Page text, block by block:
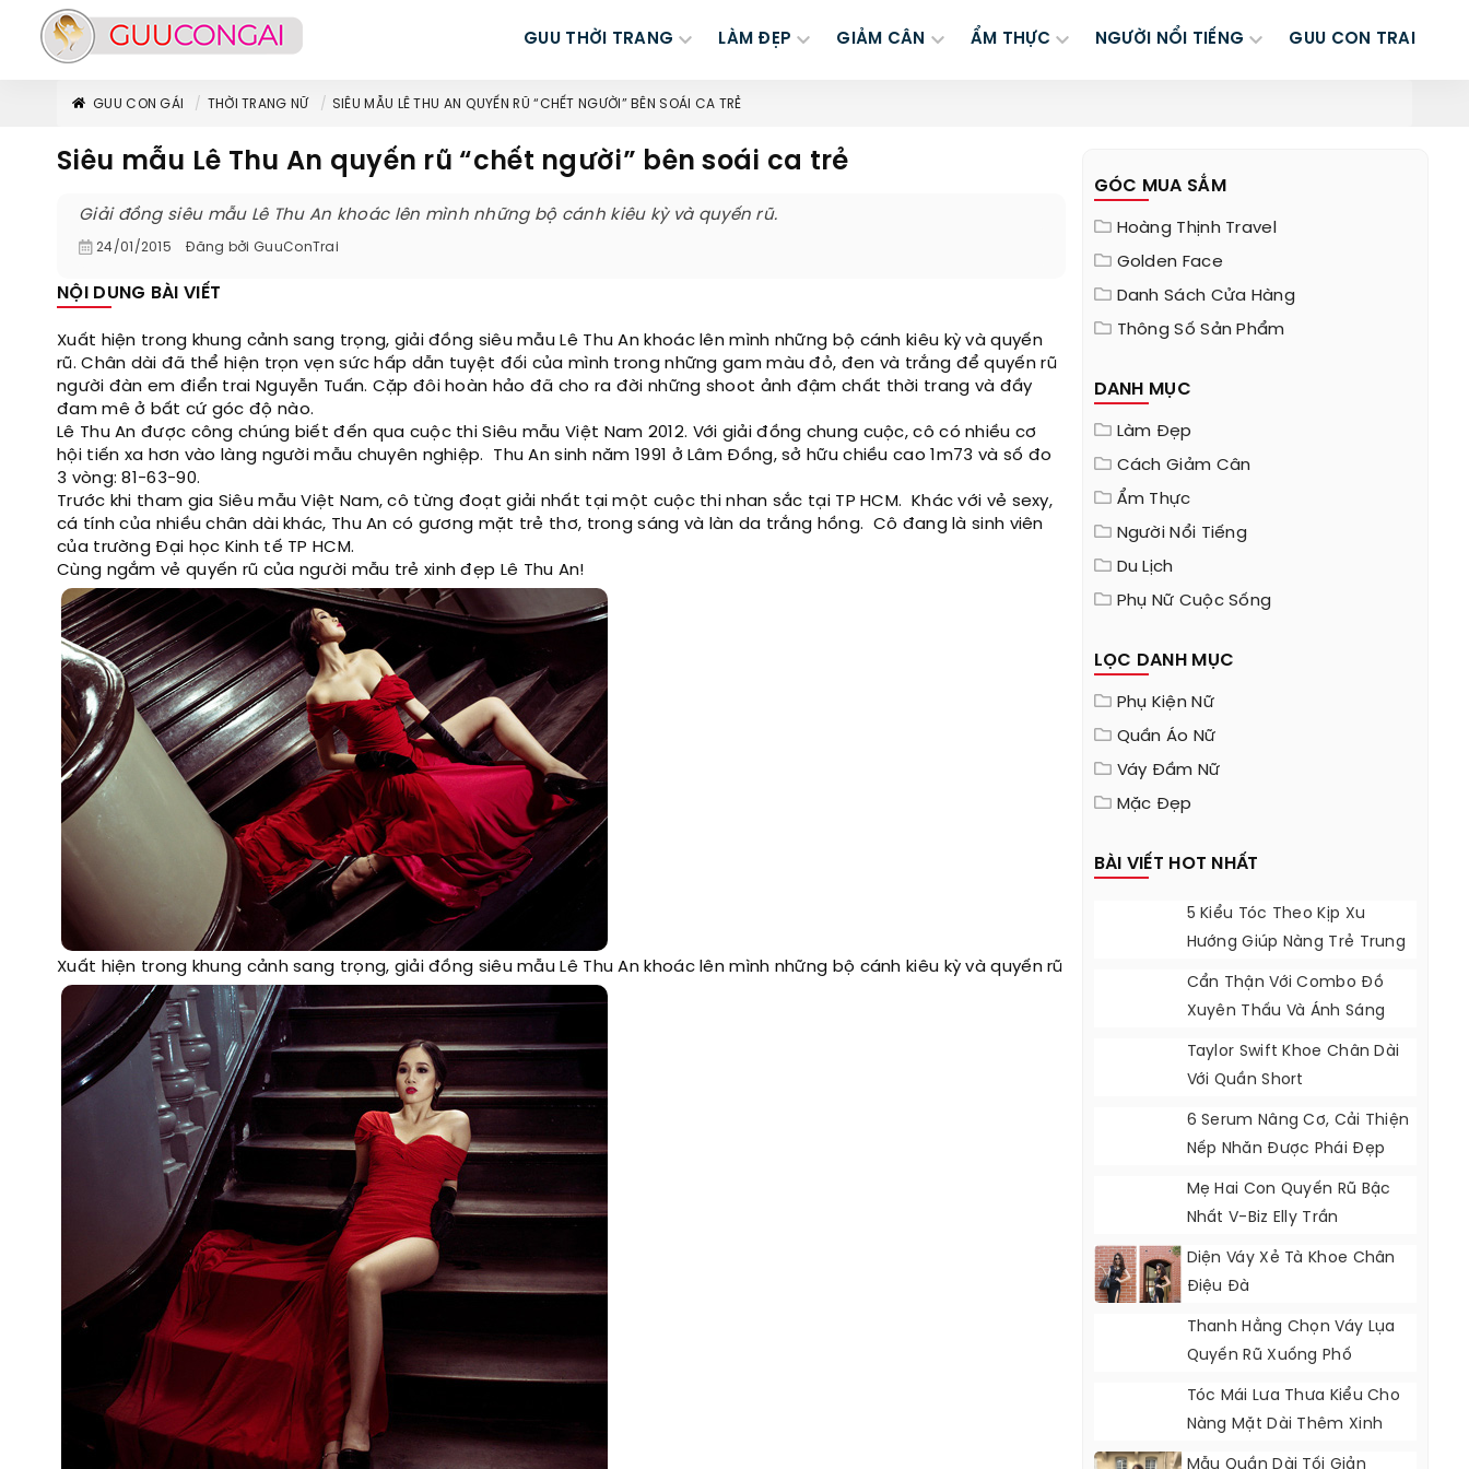
GUU THỜI TRANG LÀM ĐẸP GIẢM CÂN ẨM THỰC NGƯỜI NỔI TIẾNG GUU CON TRAI
GUU CON GÁI THỜI TRANG NỮ SIÊU MẪU LÊ THU AN QUYẾN RŨ “CHẾT NGƯỜI” BÊN SOÁI CA TRẺ
Siêu mẫu Lê Thu An quyến rũ “chết người” bên soái ca trẻ
Giải đồng siêu mẫu Lê Thu An khoác lên mình những bộ cánh kiêu kỳ và quyến rũ.
24/01/2015 Đăng bởi GuuConTrai
NỘI DUNG BÀI VIẾT
Xuất hiện trong khung cảnh sang trọng, giải đồng siêu mẫu Lê Thu An khoác lên mình những bộ cánh kiêu kỳ và quyến
rũ. Chân dài đã thể hiện trọn vẹn sức hấp dẫn tuyệt đối của mình trong những gam màu đỏ, đen và trắng để quyến rũ
người đàn em điển trai Nguyễn Tuấn. Cặp đôi hoàn hảo đã cho ra đời những shoot ảnh đậm chất thời trang và đầy
đam mê ở bất cứ góc độ nào.
Lê Thu An được công chúng biết đến qua cuộc thi Siêu mẫu Việt Nam 2012. Với giải đồng chung cuộc, cô có nhiều cơ
hội tiến xa hơn vào làng người mẫu chuyên nghiệp. Thu An sinh năm 1991 ở Lâm Đồng, sở hữu chiều cao 1m73 và số đo
3 vòng: 81-63-90.
Trước khi tham gia Siêu mẫu Việt Nam, cô từng đoạt giải nhất tại một cuộc thi nhan sắc tại TP HCM. Khác với vẻ sexy,
cá tính của nhiều chân dài khác, Thu An có gương mặt trẻ thơ, trong sáng và làn da trắng hồng. Cô đang là sinh viên
của trường Đại học Kinh tế TP HCM.
Cùng ngắm vẻ quyến rũ của người mẫu trẻ xinh đẹp Lê Thu An!
Xuất hiện trong khung cảnh sang trọng, giải đồng siêu mẫu Lê Thu An khoác lên mình những bộ cánh kiêu kỳ và quyến rũ
GÓC MUA SẮM
Hoàng Thịnh Travel
Golden Face
Danh Sách Cửa Hàng
Thông Số Sản Phẩm
DANH MỤC
Làm Đẹp
Cách Giảm Cân
Ẩm Thực
Người Nổi Tiếng
Du Lịch
Phụ Nữ Cuộc Sống
LỌC DANH MỤC
Phụ Kiện Nữ
Quần Áo Nữ
Váy Đầm Nữ
Mặc Đẹp
BÀI VIẾT HOT NHẤT
5 Kiểu Tóc Theo Kịp Xu
Hướng Giúp Nàng Trẻ Trung
Năng Động
Cẩn Thận Với Combo Đồ
Xuyên Thấu Và Ánh Sáng
Taylor Swift Khoe Chân Dài
Với Quần Short
6 Serum Nâng Cơ, Cải Thiện
Nếp Nhăn Được Phái Đẹp
30+ Tin Dùng
Mẹ Hai Con Quyến Rũ Bậc
Nhất V-Biz Elly Trần
Diện Váy Xẻ Tà Khoe Chân
Điệu Đà
Thanh Hằng Chọn Váy Lụa
Quyến Rũ Xuống Phố
Tóc Mái Lưa Thưa Kiểu Cho
Nàng Mặt Dài Thêm Xinh
Xắn
Mẫu Quần Dài Tối Giản